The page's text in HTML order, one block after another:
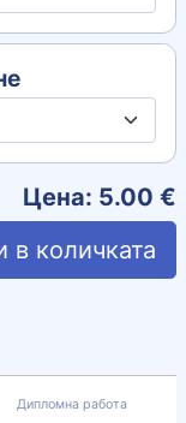
Цена: 5.00 €
в количката
Дипломна работа